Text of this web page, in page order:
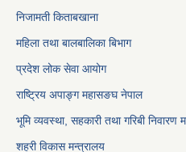
निजामती किताबखाना
महिला तथा बालबालिका बिभाग
प्रदेश लोक सेवा आयोग
राष्ट्रिय अपाङ्ग महासङघ नेपाल
भूमि व्यवस्था, सहकारी तथा गरिबी निवारण
शहरी विकास मन्त्रालय